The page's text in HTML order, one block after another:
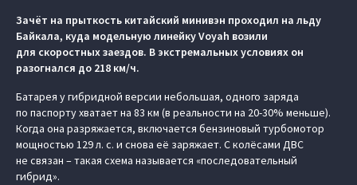
Зачёт на прыткость китайский минивэн проходил на льду
Байкала, куда модельную линейку Voyah возили
для скоростных заездов. В экстремальных условиях он
разогнался до 218 км/ч.
Батарея у гибридной версии небольшая, одного заряда
по паспорту хватает на 83 км (в реальности на 20-30% меньше).
Когда она разряжается, включается бензиновый турбомотор
мощностью 129 л. с. и снова её заряжает. С колёсами ДВС
не связан – такая схема называется «последовательный
гибрид».